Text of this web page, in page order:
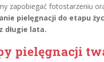
zapobiegać fotostarzeniu
pielęgnacji do etapu
długie lata.
pielęgnacji